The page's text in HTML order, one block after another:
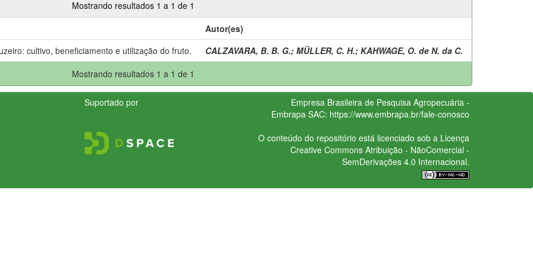
Mostrando resultados 1 a 1 de 1
Autor(es)
cultivo, beneficiamento e utilização do fruto.
CALZAVARA, B. B. G.; MÜLLER, C. H.; KAHWAGE, O. de N. da C.
Mostrando resultados 1 a 1 de 1
Suportado por
Empresa Brasileira de Pesquisa Agropecuária -
Embrapa SAC: https://www.embrapa.br/fale-conosco
O conteúdo do repositório está licenciado sob a Licença
Creative CommonsAtribuição - NãoComercial -
SemDerivações 4.0 Internacional.